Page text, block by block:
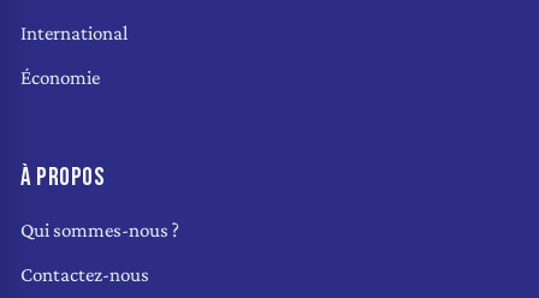
International
Économie
À PROPOS
Qui sommes-nous ?
Contactez-nous